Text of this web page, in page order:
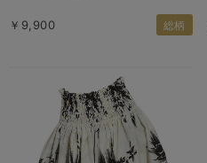
￥9,900 総柄